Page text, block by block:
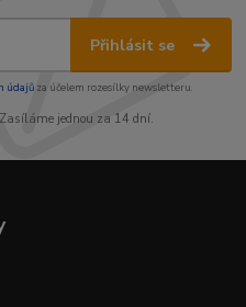
Přihlásit se
údajůza účelem rozesílky newsletteru.
jednou za 14 dní.